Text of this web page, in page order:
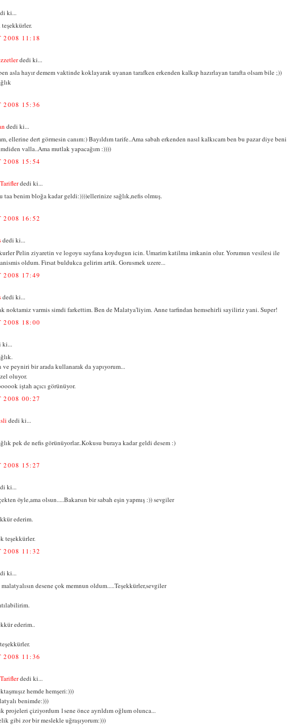
ki...
2008 11:18
dedi ki...
asla hayır demem vaktinde koklayarak uyanan tarafken erkenden kalkıp hazırlayan tarafta olsam bile ;))
2008 15:36
dedi ki...
ellerine dert görmesin canım:) Bayıldım tarife..Ama sabah erkenden nasıl kalkıcam ben bu pazar diye beni
valla..Ama mutlak yapacağım :))))
2008 15:54
dedi ki...
taa benim bloğa kadar geldi:))))ellerinize sağlık,nefis olmuş.
2008 16:52
dedi ki...
Pelin ziyaretin ve logoyu sayfana koydugun icin. Umarim katilma imkanin olur. Yorumun vesilesi ile
oldum. Firsat buldukca gelirim artik. Gorusmek uzere...
2008 17:49
dedi ki...
noktamiz varmis simdi farkettim. Ben de Malatya'liyim. Anne tarfindan hemsehirli sayiliriz yani. Super!
2008 18:00
ki...
ve peyniri bir arada kullanarak da yapıyorum...
oluyor.
iştah açıcı görünüyor.
2008 00:27
dedi ki...
pek de nefis görünüyorlar..Kokusu buraya kadar geldi desem :)
2008 15:27
ki...
öyle,ama olsun.....Bakarsın bir sabah eşin yapmış :)) sevgiler
ederim.
teşekkürler.
2008 11:32
ki...
desene çok memnun oldum.....Teşekkürler,sevgiler
ederim..
2008 11:36
dedi ki...
hemde hemşeri:)))
benimde:)))
projeleri çiziyordum 1sene önce ayrıldım oğlum olunca...
gibi zor bir meslekle uğraşıyorum:)))